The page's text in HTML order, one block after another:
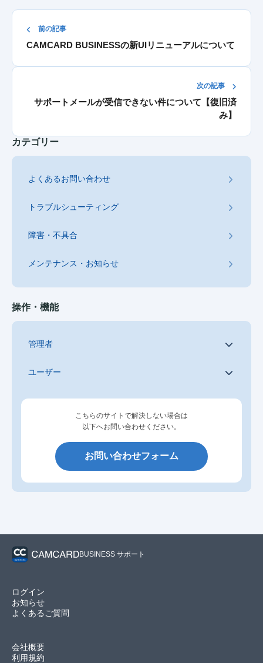
カテゴリー
よくあるお問い合わせ
トラブルシューティング
障害・不具合
メンテナンス・お知らせ
操作・機能
管理者
ユーザー
こちらのサイトで解決しない場合は
以下へお問い合わせください。
お問い合わせフォーム
前の記事
CAMCARD BUSINESSの新UIリニューアルについて
次の記事
サポートメールが受信できない件について【復旧済
み】
BUSINESS サポート
ログイン
お知らせ
よくあるご質問
会社概要
利用規約